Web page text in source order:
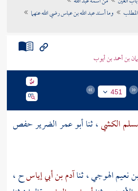
وما أسند عبد الله بن عباس رضي الله عنهما
بن أحمد بن أيوب
451
الكشي، ثناأبو عمر الضرير حفص
نعيم الهوجي، ثناآدم بن أبي إياسح ،